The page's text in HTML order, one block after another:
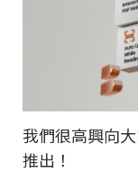
我們很高興向
推出！